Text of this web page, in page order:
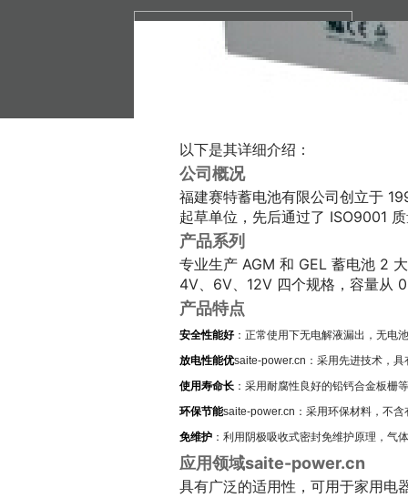
以下是其详细介绍：
公司概况
福建赛特蓄电池有限公司创立于
起草单位，先后通过了 ISO9001
产品系列
专业生产 AGM 和 GEL 蓄电池 2
4V、6V、12V 四个规格，容量从
产品特点
安全性能好：正常使用下无电解液漏出，无电
放电性能优saite-power.cn ：采用先进技术，
使用寿命长：采用耐腐性良好的铅钙合金板栅
环保节能saite-power.cn ：采用环保材料，不
免维护：利用阴极吸收式密封免维护原理，气
应用领域saite-power.cn
具有广泛的适用性，可用于家用电
Copyright © 2020 upssaite88.com All Rights
联系电话：400-808-1172 联系邮箱：
丰日蓄电池